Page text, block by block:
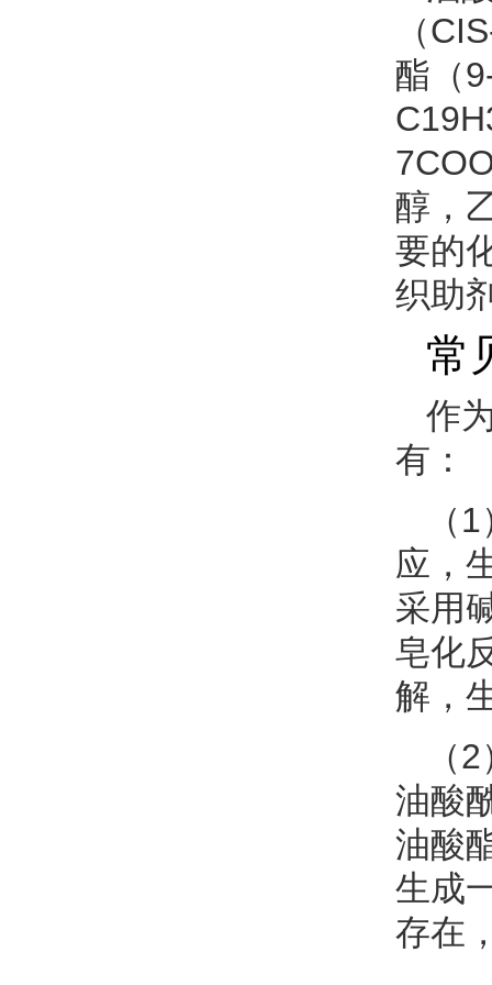
（
酯（
醇，
要的
织助
常
作
有：
（
应，
采用
皂化
解，
（
油酸
油酸
生成
存在